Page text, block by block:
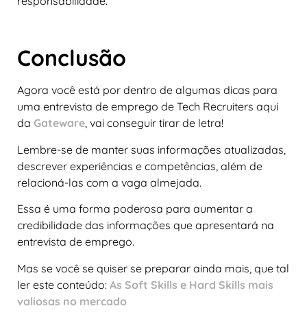
Conclusão
Agora você está por dentro de algumas dicas para
uma entrevista de emprego de Tech Recruiters aqui
da Gateware, vai conseguir tirar de letra!
Lembre-se de manter suas informações atualizadas,
descrever experiências e competências, além de
relacioná-las com a vaga almejada.
Essa é uma forma poderosa para aumentar a
credibilidade das informações que apresentará na
entrevista de emprego.
Mas se você se quiser se preparar ainda mais, que tal
ler este conteúdo: As Soft Skills e Hard Skills mais
valiosas no mercado